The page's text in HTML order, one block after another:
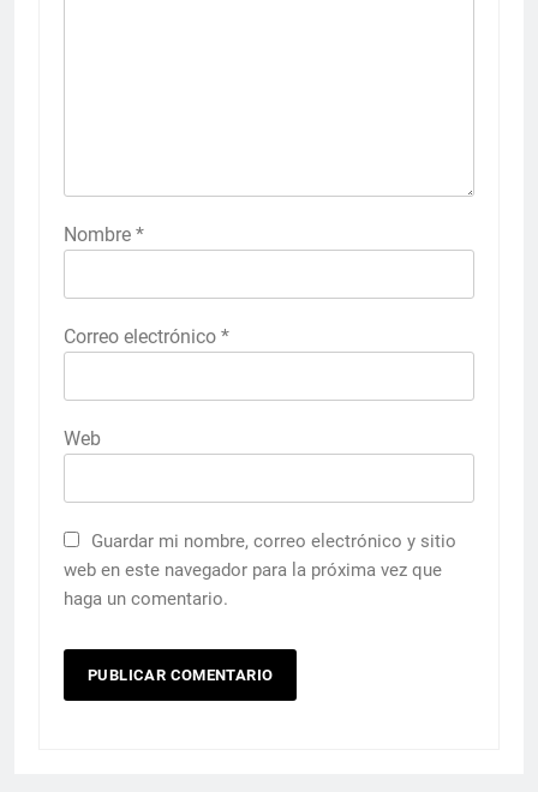
Nombre *
Correo electrónico *
Web
Guardar mi nombre, correo electrónico y sitio
web en este navegador para la próxima vez que
haga un comentario.